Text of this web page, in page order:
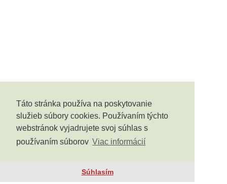
Táto stránka používa na poskytovanie
služieb súbory cookies. Používaním týchto
webstránok vyjadrujete svoj súhlas s
používaním súborov Viac informácií
Súhlasím